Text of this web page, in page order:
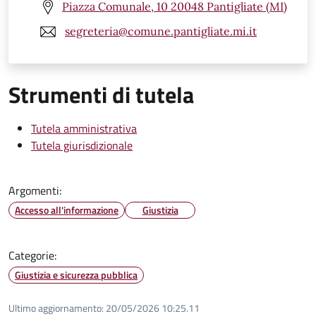
Piazza Comunale, 10 20048 Pantigliate (MI)
segreteria@comune.pantigliate.mi.it
Strumenti di tutela
Tutela amministrativa
Tutela giurisdizionale
Argomenti:
Accesso all'informazione Giustizia
Categorie:
Giustizia e sicurezza pubblica
Ultimo aggiornamento: 20/05/2026 10:25.11